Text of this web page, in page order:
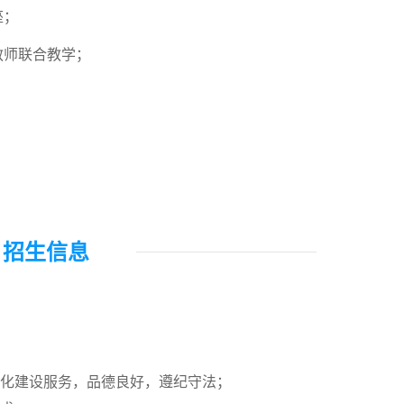
联合教学；
招生信息
建设服务，品德良好，遵纪守法；